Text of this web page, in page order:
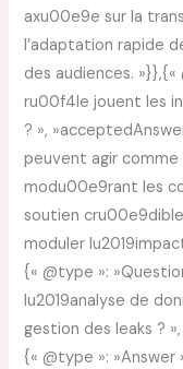
axu00e9e sur la
l’adaptation rapide
des audiences. »}},{«
ru00f4le jouent les
? »,
peuvent agir
modu00e9rant les
soutien
moduler
{« @type »:
lu2019analyse de
gestion des leaks ?
{« @type »: